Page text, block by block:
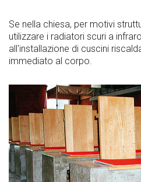
Se nella chiesa, per motivi
utilizzare i radiatori scuri a
all'installazione di cuscini
immediato al corpo.